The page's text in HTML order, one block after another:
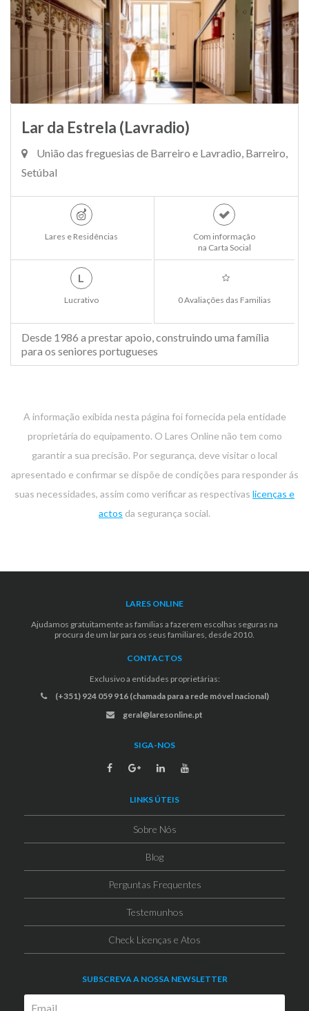
Lar da Estrela (Lavradio)
União das freguesias de Barreiro e Lavradio, Barreiro,
Setúbal
Lares e Residências
Com informação
na Carta Social
L
Lucrativo 0 Avaliações das Familias
Desde 1986 a prestar apoio, construindo uma família
para os seniores portugueses
A informação exibida nesta página foi fornecida pela entidade
proprietária do equipamento. O Lares Online não tem como
garantir a sua precisão. Por segurança, deve visitar o local
apresentado e confirmar se dispõe de condições para responder ás
suas necessidades, assim como verificar as respectivas licenças e
actos da segurança social.
LARES ONLINE
Ajudamos gratuitamente as famílias a fazerem escolhas seguras na
procura de um lar para os seus familiares, desde 2010.
CONTACTOS
Exclusivo a entidades proprietárias:
(+351) 924 059 916 (chamada para a rede móvel nacional)
geral@laresonline.pt
SIGA-NOS
LINKS ÚTEIS
Sobre Nós
Blog
Perguntas Frequentes
Testemunhos
Check Licenças e Atos
SUBSCREVA A NOSSA NEWSLETTER